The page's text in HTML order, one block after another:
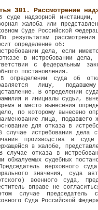
381. Рассмотрение
суде надзорной инстанции,
жалоба или
Суде Российской
результатам
определение об:
дела, если
в истребовании дела,
с федеральным
постановления.
определении суда об
лицу,
В определении
и инициалы судьи,
и место вынесения
по которому вынесено
лица, подавшего
для отказа в
истребования дела
производства в
в жалобе,
случае отказа в
обжалуемых судебных
верховного
значения, суда
военного суда,
вправе не
случае председатель
Суда Российской